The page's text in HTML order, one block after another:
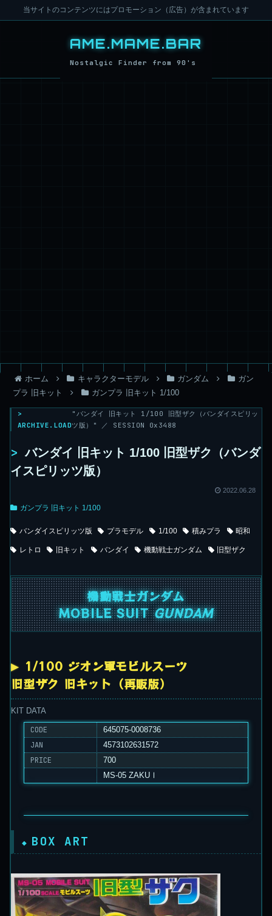
当サイトのコンテンツにはプロモーション（広告）が含まれています
ホーム キャラクターモデル ガンダム
ガン
プラ 旧キット
ガンプラ 旧キット 1/100
>
ARCHIVE.LOAD
"バンダイ 旧キット 1/100 旧型ザク（バンダイスピリッ
ツ版）" ／ SESSION 0x3488
>バンダイ 旧キット 1/100 旧型ザク（バンダ
イスピリッツ版）
2022.06.28
ガンプラ 旧キット 1/100
バンダイスピリッツ版 プラモデル 1/100 積みプラ 昭和
レトロ 旧キット バンダイ 機動戦士ガンダム 旧型ザク
機動戦士ガンダム
MOBILE SUITGUNDAM
1/100 ジオン軍モビルスーツ
旧型ザク 旧キット（再販版）
KIT DATA
CODE 645075-0008736
JAN 4573102631572
PRICE
700
MS-05 ZAKUⅠ
BOX ART